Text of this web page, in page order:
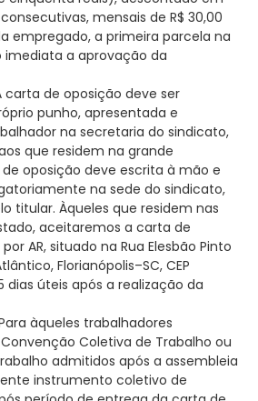
mensais de R$ 30,00
empregado, a primeira parcela na
a aprovação da
carta de oposição deve ser
punho, apresentada e
na secretaria do sindicato,
que residem na grande
oposição deve escrita à mão e
na sede do sindicato,
titular. Àqueles que residem nas
aceitaremos a carta de
AR, situado na Rua Elesbão Pinto
Florianópolis–SC, CEP
úteis após a realização da
àqueles trabalhadores
Coletiva de Trabalho ou
admitidos após a assembleia
instrumento coletivo de